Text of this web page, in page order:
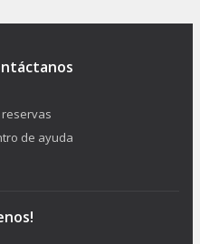
reservas
de ayuda